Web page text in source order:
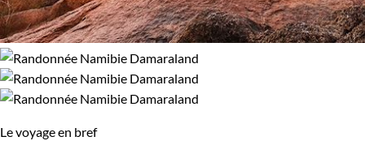
Le voyage en bref